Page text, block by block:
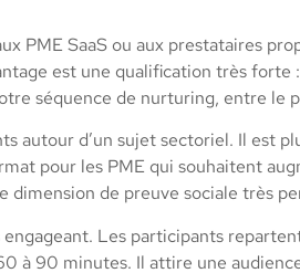
PME SaaS ou aux prestataires
est une qualification très
séquence de nurturing, entre le
autour d’un sujet sectoriel. Il est
pour les PME qui souhaitent
de preuve sociale très
Les participants
à 90 minutes. Il attire une